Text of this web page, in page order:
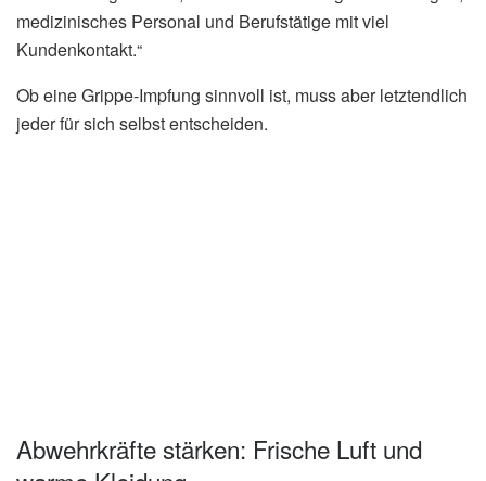
medizinisches Personal und Berufstätige mit viel
Kundenkontakt.“
Ob eine Grippe-Impfung sinnvoll ist, muss aber letztendlich
jeder für sich selbst entscheiden.
Abwehrkräfte stärken: Frische Luft und